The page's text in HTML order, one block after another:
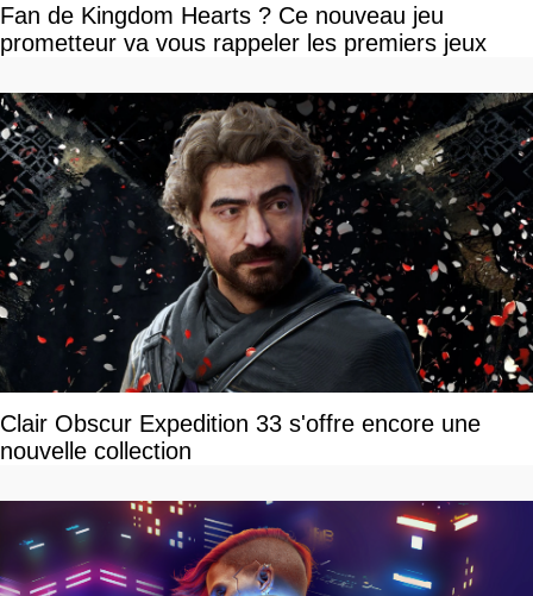
Fan de Kingdom Hearts ? Ce nouveau jeu
prometteur va vous rappeler les premiers jeux
Clair Obscur Expedition 33 s'offre encore une
nouvelle collection